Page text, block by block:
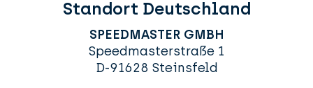
Standort Deutschland
SPEEDMASTER GMBH
Speedmasterstraße 1
D-91628 Steinsfeld